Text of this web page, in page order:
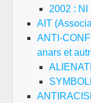
2002 :
AIT
ANTI-
anars et